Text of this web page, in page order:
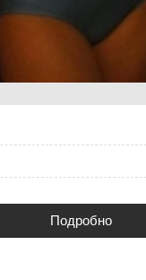
Подробно